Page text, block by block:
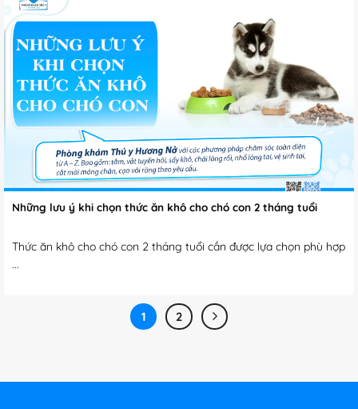
Những lưu ý khi chọn thức ăn khô cho chó con 2 tháng tuổi
​​​​​​​Thức ăn khô cho chó con 2 tháng tuổi cần được lựa chọn phù hợp
...
1 2